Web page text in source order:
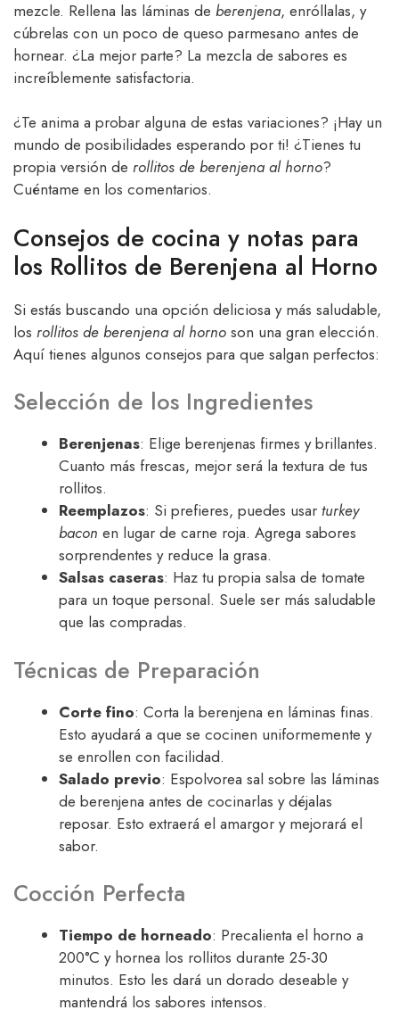
mezcle. Rellena las láminas de berenjena, enróllalas, y
cúbrelas con un poco de queso parmesano antes de
hornear. ¿La mejor parte? La mezcla de sabores es
increíblemente satisfactoria.
¿Te anima a probar alguna de estas variaciones? ¡Hay un
mundo de posibilidades esperando por ti! ¿Tienes tu
propia versión de rollitos de berenjena al horno?
Cuéntame en los comentarios.
Consejos de cocina y notas para
los Rollitos de Berenjena al Horno
Si estás buscando una opción deliciosa y más saludable,
los rollitos de berenjena al horno son una gran elección.
Aquí tienes algunos consejos para que salgan perfectos:
Selección de los Ingredientes
Berenjenas: Elige berenjenas firmes y brillantes.
Cuanto más frescas, mejor será la textura de tus
rollitos.
Reemplazos: Si prefieres, puedes usar turkey
bacon en lugar de carne roja. Agrega sabores
sorprendentes y reduce la grasa.
Salsas caseras: Haz tu propia salsa de tomate
para un toque personal. Suele ser más saludable
que las compradas.
Técnicas de Preparación
Corte fino: Corta la berenjena en láminas finas.
Esto ayudará a que se cocinen uniformemente y
se enrollen con facilidad.
Salado previo: Espolvorea sal sobre las láminas
de berenjena antes de cocinarlas y déjalas
reposar. Esto extraerá el amargor y mejorará el
sabor.
Cocción Perfecta
Tiempo de horneado: Precalienta el horno a
200°C y hornea los rollitos durante 25-30
minutos. Esto les dará un dorado deseable y
mantendrá los sabores intensos.